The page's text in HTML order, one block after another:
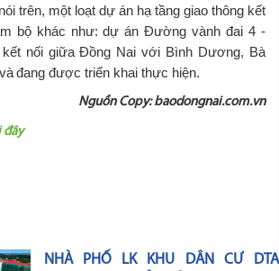
trên, một loạt dự án hạ tầng giao thông kết
bộ khác như: dự án Đường vành đai 4 -
kết nối giữa Đồng Nai với Bình Dương, Bà
đang được triển khai thực hiện.
Nguồn Copy: baodongnai.com.vn
đây
NHÀ PHỐ LK KHU DÂN CƯ DTA